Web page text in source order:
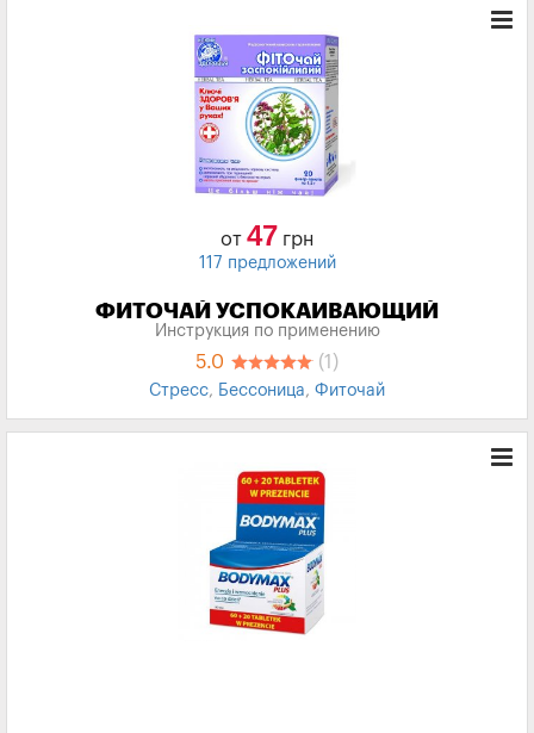
от 47 грн
117 предложений
ФИТОЧАЙ УСПОКАИВАЮЩИЙ
Инструкция по применению
5.0 (1)
Стресс, Бессоница, Фиточай